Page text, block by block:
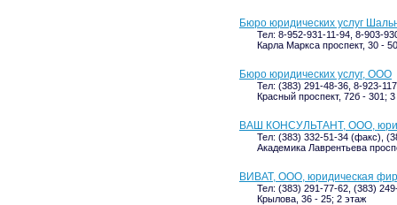
Бюро юридических услуг
Тел: 8-952-931-11-94, 8-903-
Карла Маркса проспект, 30 -
Бюро юридических услуг, ООО
Тел: (383) 291-48-36, 8-923-
Красный проспект, 72б - 301;
ВАШ КОНСУЛЬТАНТ, ООО,
Тел: (383) 332-51-34 (факс),
Академика Лаврентьева
ВИВАТ, ООО, юридическая
Тел: (383) 291-77-62, (383)
Крылова, 36 - 25; 2 этаж